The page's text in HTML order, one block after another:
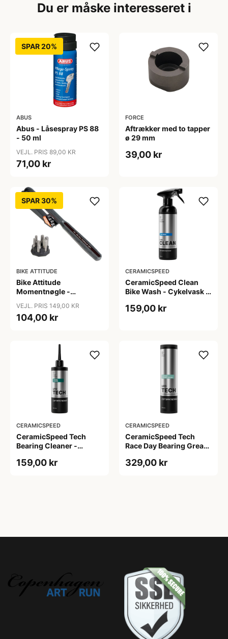
Du er måske interesseret i
SPAR 20%
ABUS
Abus - Låsespray PS 88
- 50 ml
VEJL. PRIS 89,00 KR
71,00 kr
FORCE
Aftrækker med to tapper
ø 29 mm
39,00 kr
SPAR 30%
BIKE ATTITUDE
Bike Attitude
Momentnøgle -
VEJL. PRIS 149,00 KR
104,00 kr
CERAMICSPEED
CeramicSpeed Clean
Bike Wash - Cykelvask -
159,00 kr
CERAMICSPEED
CeramicSpeed Tech
Bearing Cleaner -
159,00 kr
CERAMICSPEED
CeramicSpeed Tech
Race Day Bearing Grease
329,00 kr